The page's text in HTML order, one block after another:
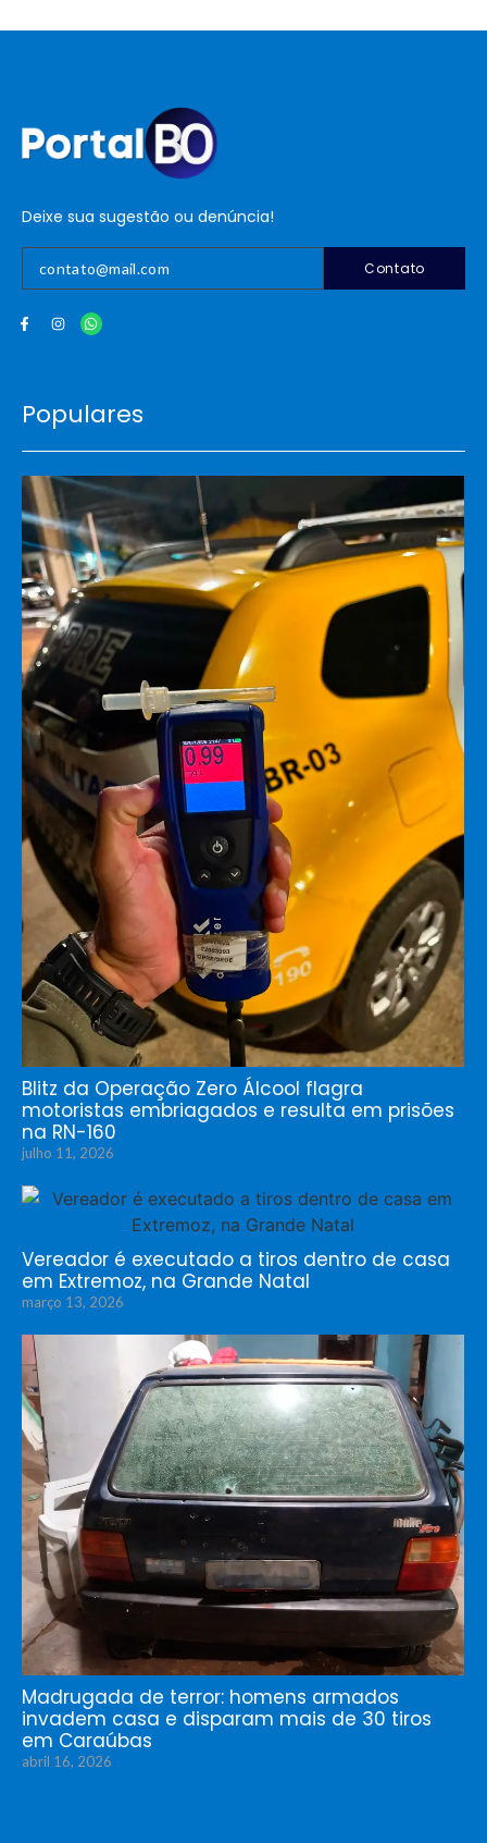
Deixe sua sugestão ou denúncia!
Contato
Populares
Blitz da Operação Zero Álcool flagra
motoristas embriagados e resulta em prisões
na RN-160
julho 11, 2026
Vereador é executado a tiros dentro de casa
em Extremoz, na Grande Natal
março 13, 2026
Madrugada de terror: homens armados
invadem casa e disparam mais de 30 tiros
em Caraúbas
abril 16, 2026